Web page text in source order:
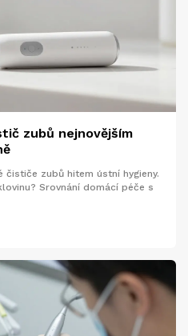
zubů nejnovějším
zubů hitem ústní hygieny.
Srovnání domácí péče s